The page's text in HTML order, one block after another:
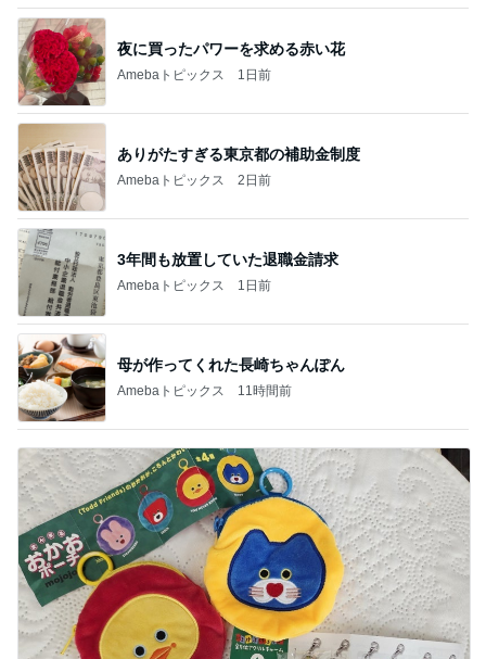
夜に買ったパワーを求める赤い花
Amebaトピックス 1日前
ありがたすぎる東京都の補助金制度
Amebaトピックス 2日前
3年間も放置していた退職金請求
Amebaトピックス 1日前
母が作ってくれた長崎ちゃんぽん
Amebaトピックス 11時間前